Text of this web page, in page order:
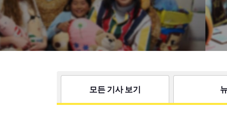
모든 기사 보기